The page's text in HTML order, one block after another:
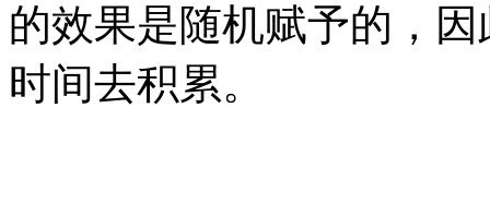
的效果是随机赋予的，
时间去积累。